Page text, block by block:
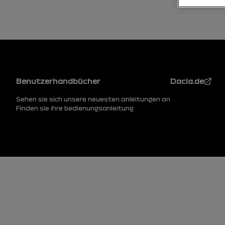
Fußzeile
Benutzerhandbücher
Sehen sie sich unsere neuesten anleitungen an
Finden sie ihre bedienungsanleitung
Dacia.de